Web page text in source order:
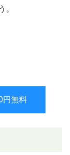
。
円無料